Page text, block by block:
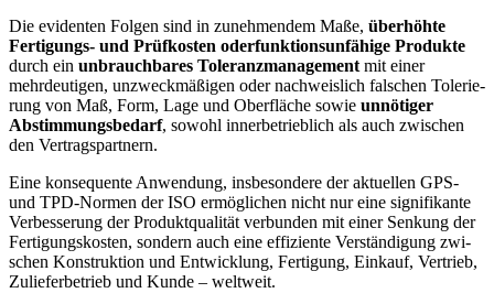
Die evidenten Folgen sind in zunehmendem Maße, über­höhte
Ferti­gungs- und Prüfkos­ten oderfunk­tionsun­fähige Pro­dukte
durch ein unbrauchbares Toleranzmanagement mit einer
mehrdeuti­gen, un­zweck­mäßigen oder nachweislich fal­schen Tole­rie­
rung von Maß, Form, Lage und Oberflä­che sowie unnö­tiger
Abstim­mungsbedarf, so­wohl in­nerbe­trieb­lich als auch zwi­schen
den Vertrag­spart­nern.
Eine konsequente Anwendung, insbesondere der aktuellen GPS-
und TPD-Normen der ISO er­möglichen nicht nur eine signi­fi­kante
Verbes­se­rung der Produktqualität verbunden mit einer Sen­kung der
Fertigungskosten, son­dern auch eine effi­ziente Ver­ständigung zwi­
schen Konstruk­tion und Entwicklung, Fertigung, Einkauf, Ver­trieb,
Zuliefer­be­trieb und Kunde – weltweit.